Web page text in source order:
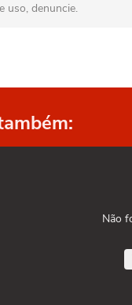
uso, denuncie.
Não